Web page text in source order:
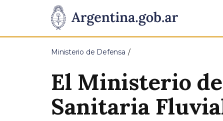
Presidencia
de
Pasar al contenido principal
Ministerio de Defensa
El Ministerio
Sanitaria